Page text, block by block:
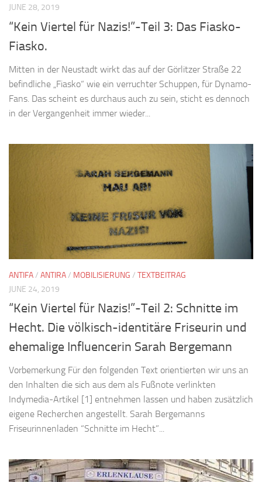
JUNE 28, 2019
“Kein Viertel für Nazis!”-Teil 3: Das Fiasko-
Fiasko.
Mitten in der Neustadt wirkt das auf der Görlitzer Straße 22
befindliche „Fiasko“ wie ein verruchter Schuppen, für Dynamo-
Fans. Das scheint es durchaus auch zu sein, sticht es dennoch
in der Vergangenheit immer wieder...
ANTIFA/ ANTIRA/ MOBILISIERUNG / TEXTBEITRAG
JUNE 24, 2019
“Kein Viertel für Nazis!”-Teil 2: Schnitte im
Hecht. Die völkisch-identitäre Friseurin und
ehemalige Influencerin Sarah Bergemann
Vorbemerkung Für den folgenden Text orientierten wir uns an
den Inhalten die sich aus dem als Fußnote verlinkten
Indymedia-Artikel [1] entnehmen lassen und haben zusätzlich
eigene Recherchen angestellt. Sarah Bergemanns
Friseurinnenladen “Schnitte im Hecht”...